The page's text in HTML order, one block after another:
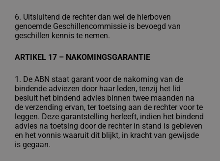
6. Uitsluitend de rechter dan wel de hierboven
genoemde Geschillencommissie is bevoegd van
geschillen kennis te nemen.
ARTIKEL 17 – NAKOMINGSGARANTIE
1. De ABN staat garant voor de nakoming van de
bindende adviezen door haar leden, tenzij het lid
besluit het bindend advies binnen twee maanden na
de verzending ervan, ter toetsing aan de rechter voor te
leggen. Deze garantstelling herleeft, indien het bindend
advies na toetsing door de rechter in stand is gebleven
en het vonnis waaruit dit blijkt, in kracht van gewijsde
is gegaan.